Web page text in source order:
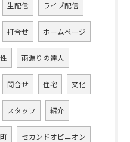
生配信 ライブ配信
打合せ ホームページ
雨漏りの達人
問合せ 住宅 文化
スタッフ 紹介
セカンドオピニオン